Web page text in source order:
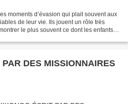
moments d’évasion qui plait souvent aux
de leur vie. Ils jouent un rôle très
le plus souvent ce dont les enfants
DES MISSIONNAIRES